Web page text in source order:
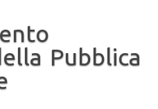
Pubblica